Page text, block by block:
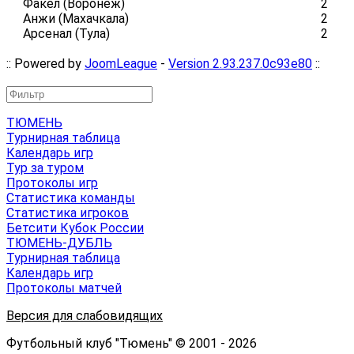
Факел (Воронеж)
2
Анжи (Махачкала)
2
Арсенал (Тула)
2
:: Powered by JoomLeague - Version 2.93.237.0c93e80 ::
ТЮМЕНЬ
Турнирная таблица
Календарь игр
Тур за туром
Протоколы игр
Статистика команды
Статистика игроков
Бетсити Кубок России
ТЮМЕНЬ-ДУБЛЬ
Турнирная таблица
Календарь игр
Протоколы матчей
Версия для слабовидящих
Футбольный клуб "Тюмень" © 2001 - 2026